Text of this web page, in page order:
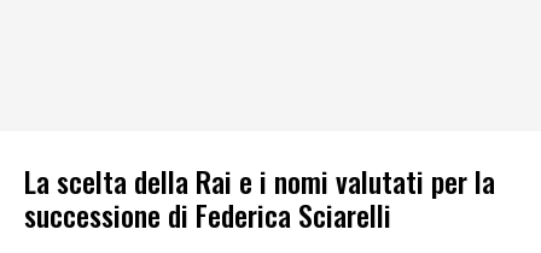
La scelta della Rai e i nomi valutati per la
successione di Federica Sciarelli